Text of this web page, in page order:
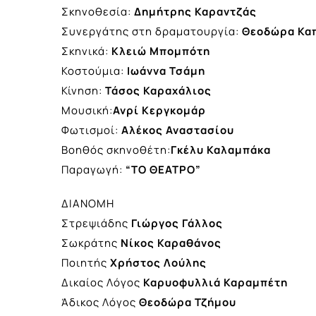
Σκηνοθεσία: Δημήτρης Καραντζάς
Συνεργάτης στη δραματουργία: Θεοδώρα
Σκηνικά: Κλειώ Μπομπότη
Κοστούμια: Ιωάννα Τσάμη
Κίνηση: Τάσος Καραχάλιος
Μουσική:Ανρί Κεργκομάρ
Φωτισμοί: Αλέκος Αναστασίου
Βοηθός σκηνοθέτη:Γκέλυ Καλαμπάκα
Παραγωγή: “ΤΟ ΘΕΑΤΡΟ”
ΔΙΑΝΟΜΗ
Στρεψιάδης Γιώργος Γάλλος
Σωκράτης Νίκος Καραθάνος
Ποιητής Χρήστος Λούλης
Δικαίος Λόγος Καρυοφυλλιά Καραμπέτη
Άδικος Λόγος Θεοδώρα Τζήμου